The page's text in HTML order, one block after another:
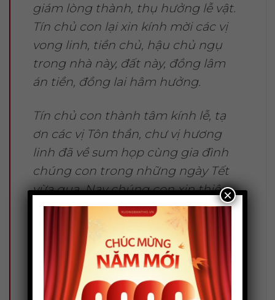
giám lòng thành, thụ hưởng lễ vật.
Tín chủ con lại xin kính mời các vị
vong linh, tiền chủ, hậu chủ ngụ
trong nhà này, đất này, đồng lâm
án tiền, đồng lai hâm hưởng.
Tín chủ con thành tâm kính lễ, tạ
ơn các vị Tôn thần, chư vị hương
linh đã về sum họp cùng gia đình
chúng con trong những ngày Tết
vừa qua. Nay chúng con xin thiêu
hóa kim ngân, vàng bạc, quần áo…
kính dâng lên các ngài, cúi xin các
ngài phù hộ độ trì cho gia đình
chúng con một năm mới an khang,
thịnh vượng, vạn sự như ý.
×